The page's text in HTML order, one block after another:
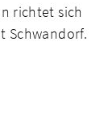
richtet sich
Schwandorf.